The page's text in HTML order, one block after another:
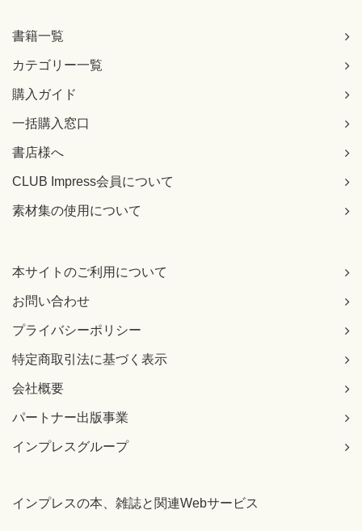
書籍一覧
カテゴリー一覧
購入ガイド
一括購入窓口
書店様へ
CLUB Impress会員について
素材集の使用について
本サイトのご利用について
お問い合わせ
プライバシーポリシー
特定商取引法に基づく表示
会社概要
パートナー出版事業
インプレスグループ
インプレスの本、雑誌と関連Webサービス